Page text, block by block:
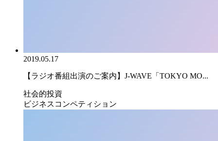
2019.05.17
【ラジオ番組出演のご案内】J-WAVE「TOKYO MO...
社会的投資
ビジネスコンペティション